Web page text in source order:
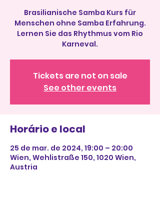
Brasilianische Samba Kurs für
Menschen ohne Samba Erfahrung.
Lernen Sie das Rhythmus vom Rio
Karneval.
Tickets are not on sale
See other events
Horário e local
25 de mar. de 2024, 19:00 – 20:00
Wien, Wehlistraße 150, 1020 Wien,
Austria